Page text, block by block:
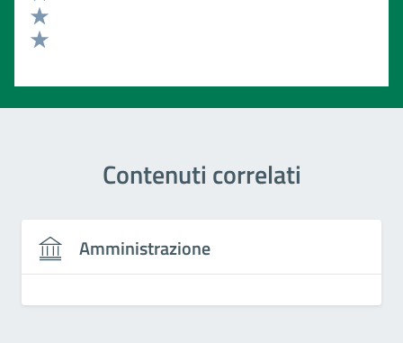
Valuta 3 stelle su 5
Valuta 2 stelle su 5
Contenuti correlati
Amministrazione